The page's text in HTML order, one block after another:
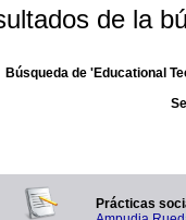
de la
Búsqueda de 'Educational
Prácticas